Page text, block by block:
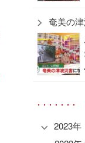
奄美の
2023年